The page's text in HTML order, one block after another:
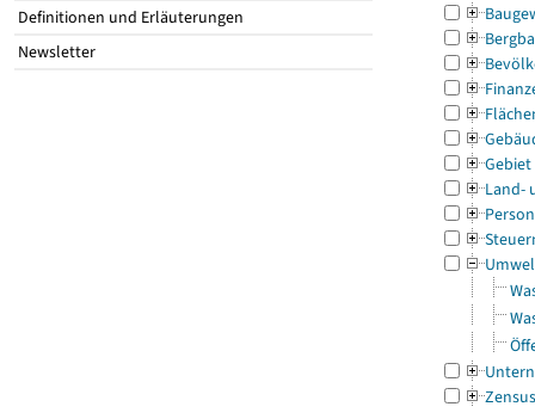
Definitionen und Erläuterungen
Newsletter
Gebiet
Land-
Zensus